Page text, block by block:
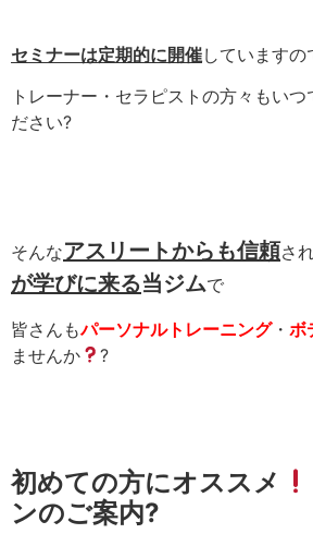
セミナーは定期的に開催していますの
トレーナー・セラピストの方々もいつ
ださい?
そんなアスリートからも信頼され
が学びに来る当ジムで
皆さんもパーソナルトレーニング・ ボ
ませんか
?
初めての方にオススメ
ンのご案内?